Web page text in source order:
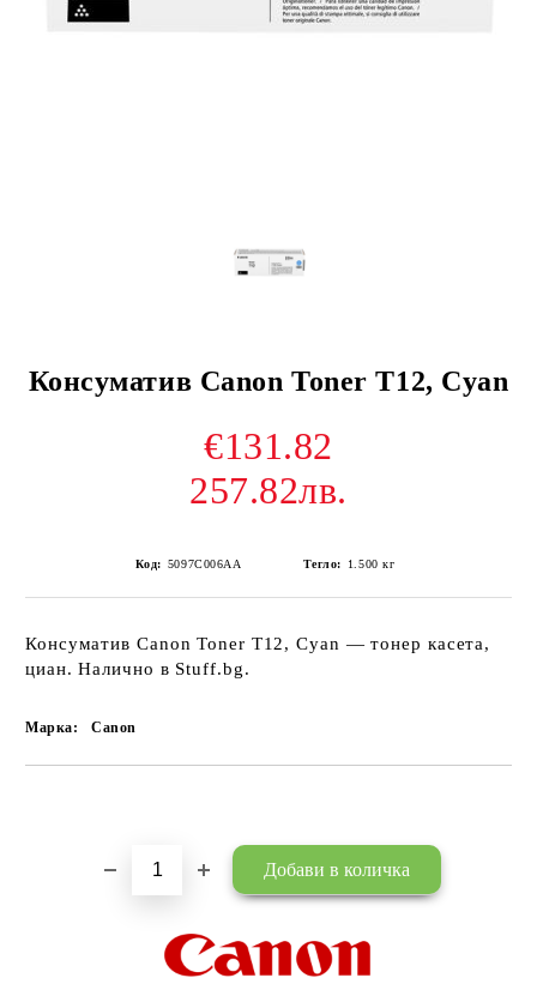
Консуматив Canon Toner T12, Cyan
€131.82
257.82лв.
Код: 5097C006AA Тегло: 1.500 кг
Консуматив Canon Toner T12, Cyan — тонер касета,
циан. Налично в Stuff.bg.
Марка: Canon